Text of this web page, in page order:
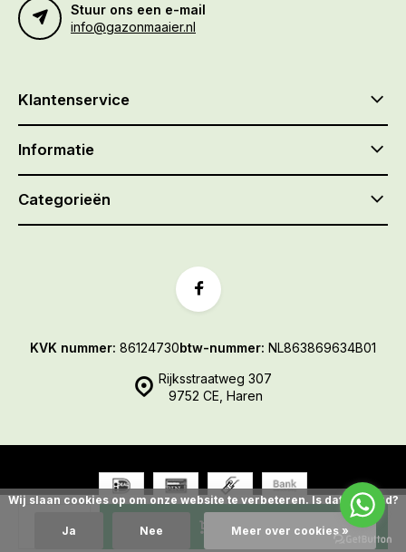
Toevoegen
Stuur ons een e-mail
info@gazonmaaier.nl
Klantenservice
Informatie
Categorieën
Rijksstraatweg 307
9752 CE, Haren
KVK nummer: 86124730btw-nummer: NL863869634B01
© De Gazonmaaier- Theme made by Webdinge.nl Sitemap
Wij slaan cookies op om onze website te verbeteren. Is dat akkoord?
Ja Nee Meer over cookies »